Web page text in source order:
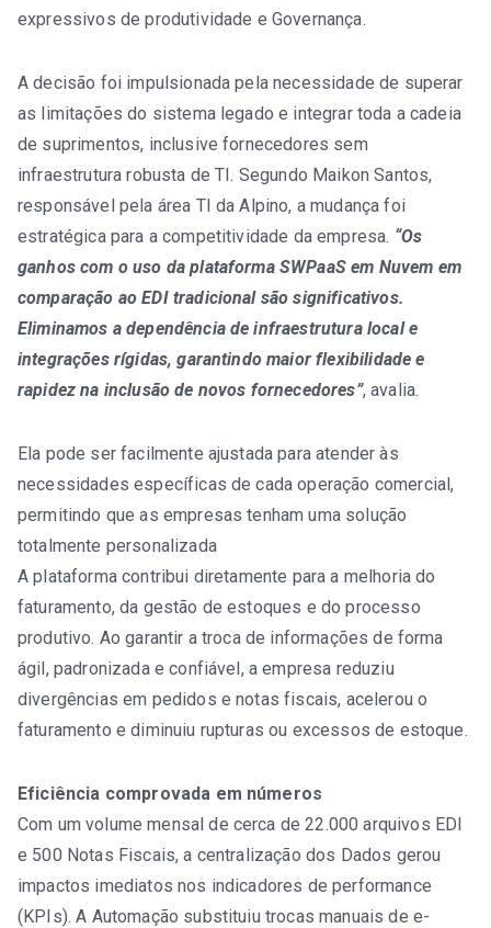
expressivos de produtividade e Governança.
A decisão foi impulsionada pela necessidade de superar
as limitações do sistema legado e integrar toda a cadeia
de suprimentos, inclusive fornecedores sem
infraestrutura robusta de TI. Segundo Maikon Santos,
responsável pela área TI da Alpino, a mudança foi
estratégica para a competitividade da empresa. “Os
ganhos com o uso da plataforma SWPaaS em Nuvem em
comparação ao EDI tradicional são significativos.
Eliminamos a dependência de infraestrutura local e
integrações rígidas, garantindo maior flexibilidade e
rapidez na inclusão de novos fornecedores”, avalia.
Ela pode ser facilmente ajustada para atender às
necessidades específicas de cada operação comercial,
permitindo que as empresas tenham uma solução
totalmente personalizada
A plataforma contribui diretamente para a melhoria do
faturamento, da gestão de estoques e do processo
produtivo. Ao garantir a troca de informações de forma
ágil, padronizada e confiável, a empresa reduziu
divergências em pedidos e notas fiscais, acelerou o
faturamento e diminuiu rupturas ou excessos de estoque.
Eficiência comprovada em números
Com um volume mensal de cerca de 22.000 arquivos EDI
e 500 Notas Fiscais, a centralização dos Dados gerou
impactos imediatos nos indicadores de performance
(KPIs). A Automação substituiu trocas manuais de e-